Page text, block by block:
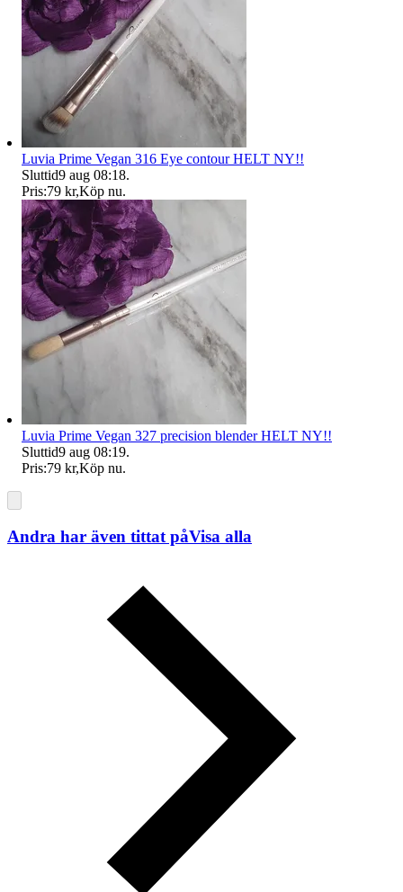
Luvia Prime Vegan 316 Eye contour HELT NY!!
Sluttid9 aug 08:18.
Pris:79 kr,Köp nu.
Luvia Prime Vegan 327 precision blender HELT NY!!
Sluttid9 aug 08:19.
Pris:79 kr,Köp nu.
Andra har även tittat påVisa alla